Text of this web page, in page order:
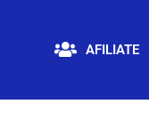
AFILIATE